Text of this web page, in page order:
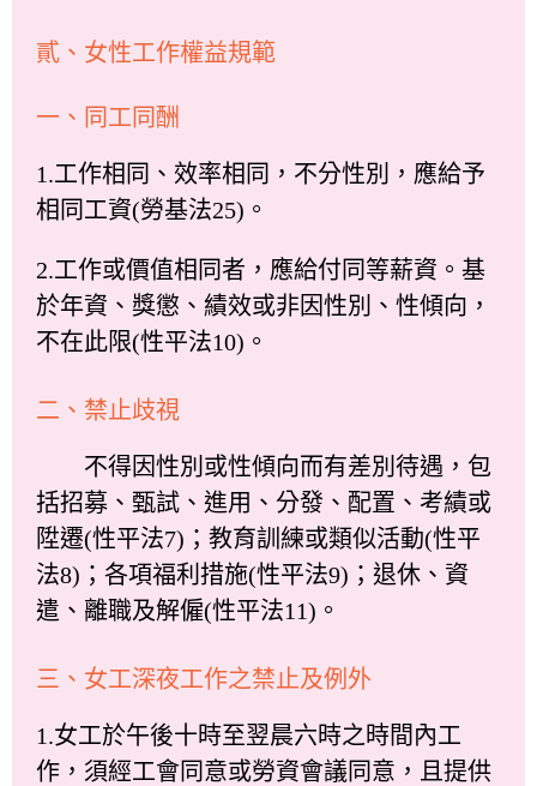
貳、女性工作權益規範
一、同工同酬
1.工作相同、效率相同，不分性別，應給予
相同工資(勞基法25)。
2.工作或價值相同者，應給付同等薪資。基
於年資、獎懲、績效或非因性別、性傾向，
不在此限(性平法10)。
二、禁止歧視
不得因性別或性傾向而有差別待遇，包
括招募、甄試、進用、分發、配置、考績或
陞遷(性平法7)；教育訓練或類似活動(性平
法8)；各項福利措施(性平法9)；退休、資
遣、離職及解僱(性平法11)。
三、女工深夜工作之禁止及例外
1.女工於午後十時至翌晨六時之時間內工
作，須經工會同意或勞資會議同意，且提供